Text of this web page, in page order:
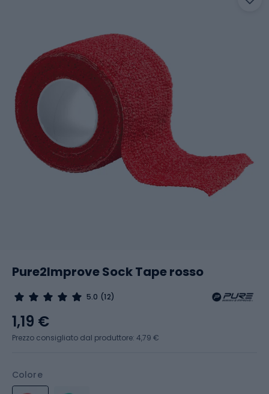
Pure2Improve Sock Tape rosso
5.0 (12)
Colore
1,19 €
Prezzo consigliato dal produttore: 4,79 €